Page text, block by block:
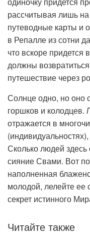
рассчитывая лишь
путеводные карты и
в Репалле из сотни
что вскоре
должны
путешествие через
Солнце одно, но оно
горшков и колодцев.
отражается в
Сколько людей
сияние Свами. Вот
наполненная
молодой, лелейте ее
секрет истинного
Читайте также